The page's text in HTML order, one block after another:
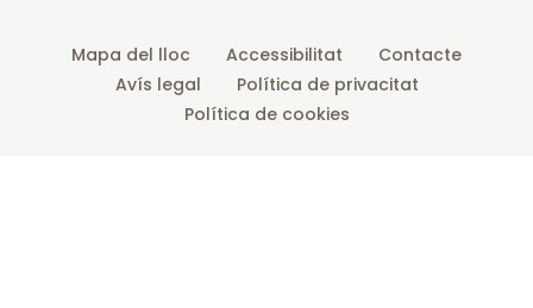
Mapa del lloc Accessibilitat
Contacte
Avís legal
Política de privacitat
Política de cookies